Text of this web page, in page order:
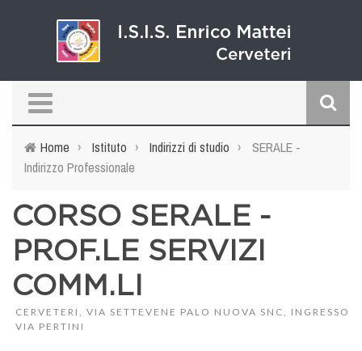
Home › Istituto › Indirizzi di studio ›
SERALE -
Indirizzo Professionale
CORSO SERALE -
PROF.LE SERVIZI
COMM.LI
CERVETERI, VIA SETTEVENE PALO NUOVA SNC, INGRESSO
VIA PERTINI